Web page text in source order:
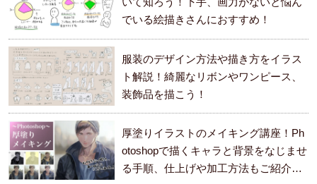
でいる絵描きさんにおすすめ！
服装のデザイン方法や描き方をイラス
ト解説！綺麗なリボンやワンピース、
装飾品を描こう！
厚塗りイラストのメイキング講座！Ph
otoshopで描くキャラと背景をなじませ
る手順、仕上げや加工方法もご紹介し